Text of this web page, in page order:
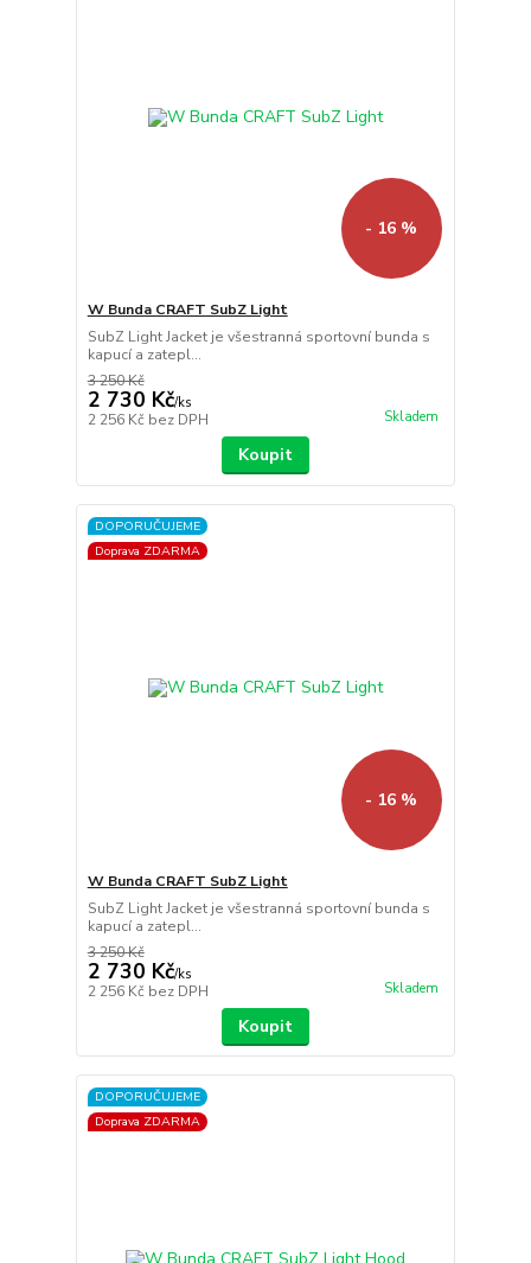
- 16 %
W Bunda CRAFT SubZ Light
SubZ Light Jacket je všestranná sportovní bunda s
kapucí a zatepl...
3 250 Kč
2 730 Kč/ks
2 256 Kč bez DPH Skladem
Koupit
DOPORUČUJEME
Doprava ZDARMA
- 16 %
W Bunda CRAFT SubZ Light
SubZ Light Jacket je všestranná sportovní bunda s
kapucí a zatepl...
3 250 Kč
2 730 Kč/ks
2 256 Kč bez DPH Skladem
Koupit
DOPORUČUJEME
Doprava ZDARMA